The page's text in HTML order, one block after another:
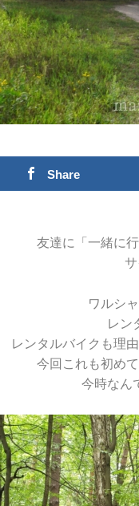
Share
友達に「一緒に
ワルシ
レン
レンタルバイクも理
今回これも初め
今時なん